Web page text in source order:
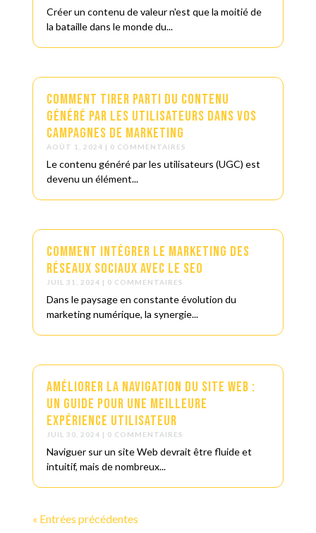
Créer un contenu de valeur n'est que la moitié de
la bataille dans le monde du...
Comment tirer parti du contenu
généré par les utilisateurs dans vos
campagnes de marketing
AOÛT 1, 2024 | 0 COMMENTAIRES
Le contenu généré par les utilisateurs (UGC) est
devenu un élément...
Comment Intégrer le Marketing des
Réseaux Sociaux avec le SEO
JUIL 31, 2024 | 0 COMMENTAIRES
Dans le paysage en constante évolution du
marketing numérique, la synergie...
Améliorer la Navigation du Site Web :
Un Guide pour une Meilleure
Expérience Utilisateur
JUIL 30, 2024 | 0 COMMENTAIRES
Naviguer sur un site Web devrait être fluide et
intuitif, mais de nombreux...
« Entrées précédentes